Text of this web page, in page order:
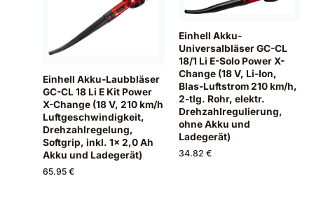
Einhell Akku-Laubbläser
GC-CL 18 Li E Kit Power
X-Change (18 V, 210 km/h
Luftgeschwindigkeit,
Drehzahlregelung,
Softgrip, inkl. 1x 2,0 Ah
Akku und Ladegerät)
65.95 €
Einhell Akku-
Universalbläser GC-CL
18/1 Li E-Solo Power X-
Change (18 V, Li-Ion,
Blas-Luftstrom 210 km/h,
2-tlg. Rohr, elektr.
Drehzahlregulierung,
ohne Akku und
Ladegerät)
34.82 €